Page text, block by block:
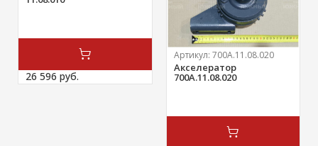
26 596 руб.
Артикул: 700А.11.08.020
Акселератор
700А.11.08.020